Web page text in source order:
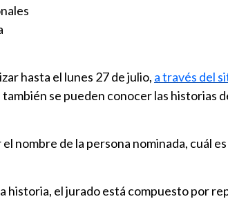
hasta el lunes 27 de julio, a través del
también se pueden conocer las historias
nombre de la persona nominada, cuál
historia, el jurado está compuesto por